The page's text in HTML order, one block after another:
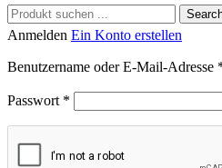
Anmelden Ein Konto erstellen
Benutzername oder E-Mail-Adresse
Passwort *